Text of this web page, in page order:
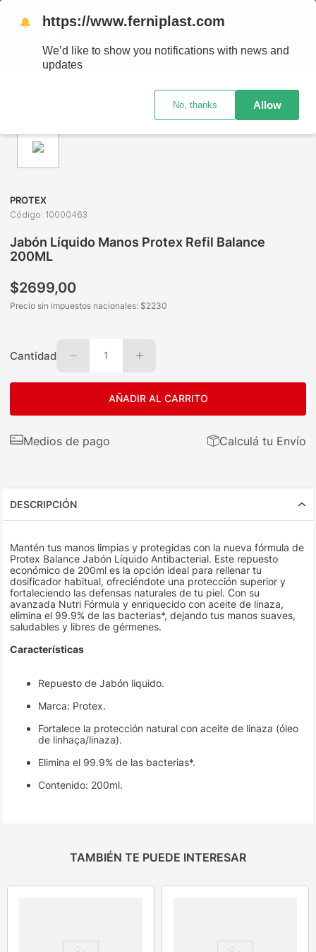
PROTEX
Código: 10000463
Jabón Líquido Manos Protex Refil Balance
200ML
$2699,00
Precio sin impuestos nacionales: $2230
Cantidad 1
AÑADIR AL CARRITO
Medios de pago Calculá tu Envío
DESCRIPCIÓN
Mantén tus manos limpias y protegidas con la nueva fórmula de
Protex Balance Jabón Líquido Antibacterial. Este repuesto
económico de 200ml es la opción ideal para rellenar tu
dosificador habitual, ofreciéndote una protección superior y
fortaleciendo las defensas naturales de tu piel. Con su
avanzada Nutri Fórmula y enriquecido con aceite de linaza,
elimina el 99.9% de las bacterias*, dejando tus manos suaves,
saludables y libres de gérmenes.
Características
Repuesto de Jabón liquido.
Marca: Protex.
Fortalece la protección natural con aceite de linaza (óleo
de linhaça/linaza).
Elimina el 99.9% de las bacterias*.
Contenido: 200ml.
TAMBIÉN TE PUEDE INTERESAR
🔔 https://www.ferniplast.com
We’d like to show you notifications with news and
updates
No, thanks Allow